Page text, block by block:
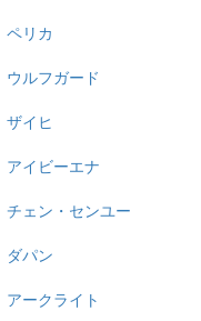
ペリカ
ウルフガード
ザイヒ
アイビーエナ
チェン・センユー
ダパン
アークライト